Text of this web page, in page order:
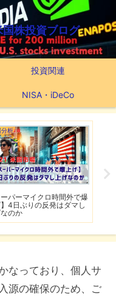
株投資ブログ
投資関連
NISA・iDeCo
分析
ーパーマイクロ時間外で爆
】4日ぶりの反発はダマし
なのか
なっており、個人サ
源の確保のため、ご